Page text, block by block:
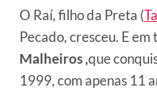
O Raí, filho da Preta (
Pecado, cresceu. E em
Malheiros ,que
1999, com apenas 11